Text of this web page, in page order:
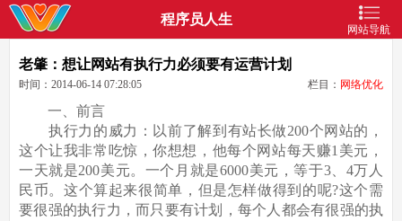
程序员人生
网站导航
老肇：想让网站有执行力必须要有运营计划
栏目： 网络优化
时间：2014-06-14 07:28:05
一、前言
执行力的威力：以前了解到有站长做200个网站的，
这个让我非常吃惊，你想想，他每个网站每天赚1美元，
一天就是200美元。一个月就是6000美元，等于3、4万人
民币。这个算起来很简单，但是怎样做得到的呢?这个需
要很强的执行力，而只要有计划，每个人都会有很强的执